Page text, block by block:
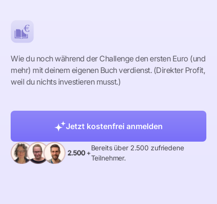
Wie du noch während der Challenge den ersten Euro (und
mehr) mit deinem eigenen Buch verdienst. (Direkter Profit,
weil du nichts investieren musst.)
Jetzt kostenfrei anmelden
Bereits über 2.500 zufriedene
Teilnehmer.